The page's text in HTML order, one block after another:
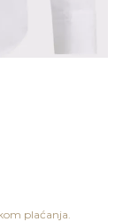
plaćanja.